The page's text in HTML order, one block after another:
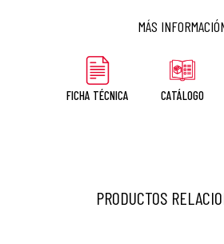
MÁS
FICHA TÉCNICA CATÁLOGO
PRODUCTOS